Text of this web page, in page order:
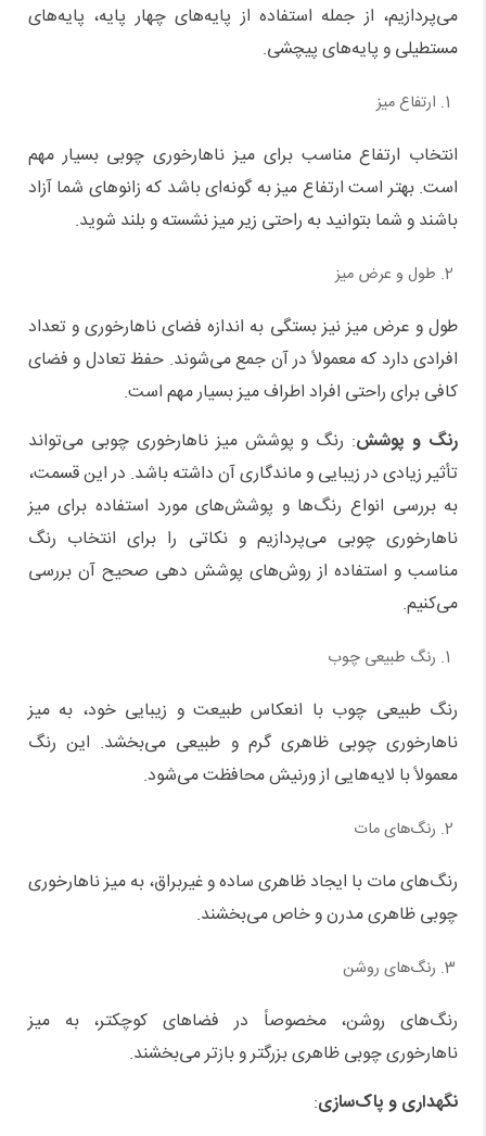
می‌پردازیم، از جمله استفاده از پایه‌های چهار پایه، پایه‌های
مستطیلی و پایه‌های پیچشی.
ارتفاع میز
انتخاب ارتفاع مناسب برای میز ناهارخوری چوبی بسیار مهم
است. بهتر است ارتفاع میز به گونه‌ای باشد که زانوهای شما آزاد
باشند و شما بتوانید به راحتی زیر میز نشسته و بلند شوید.
طول و عرض میز
طول و عرض میز نیز بستگی به اندازه فضای ناهارخوری و تعداد
افرادی دارد که معمولاً در آن جمع می‌شوند. حفظ تعادل و فضای
کافی برای راحتی افراد اطراف میز بسیار مهم است.
رنگ و پوشش: رنگ و پوشش میز ناهارخوری چوبی می‌تواند
تأثیر زیادی در زیبایی و ماندگاری آن داشته باشد. در این قسمت،
به بررسی انواع رنگ‌ها و پوشش‌های مورد استفاده برای میز
ناهارخوری چوبی می‌پردازیم و نکاتی را برای انتخاب رنگ
مناسب و استفاده از روش‌های پوشش دهی صحیح آن بررسی
می‌کنیم.
رنگ طبیعی چوب
رنگ طبیعی چوب با انعکاس طبیعت و زیبایی خود، به میز
ناهارخوری چوبی ظاهری گرم و طبیعی می‌بخشد. این رنگ
معمولاً با لایه‌هایی از ورنیش محافظت می‌شود.
رنگ‌های مات
رنگ‌های مات با ایجاد ظاهری ساده و غیربراق، به میز ناهارخوری
چوبی ظاهری مدرن و خاص می‌بخشند.
رنگ‌های روشن
رنگ‌های روشن، مخصوصاً در فضاهای کوچکتر، به میز
ناهارخوری چوبی ظاهری بزرگتر و بازتر می‌بخشند.
نگهداری و پاک‌سازی: